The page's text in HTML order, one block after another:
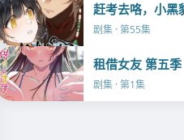
赶考去咯，小黑
剧集 · 第55集
租借女友 第五季
剧集 · 第1集